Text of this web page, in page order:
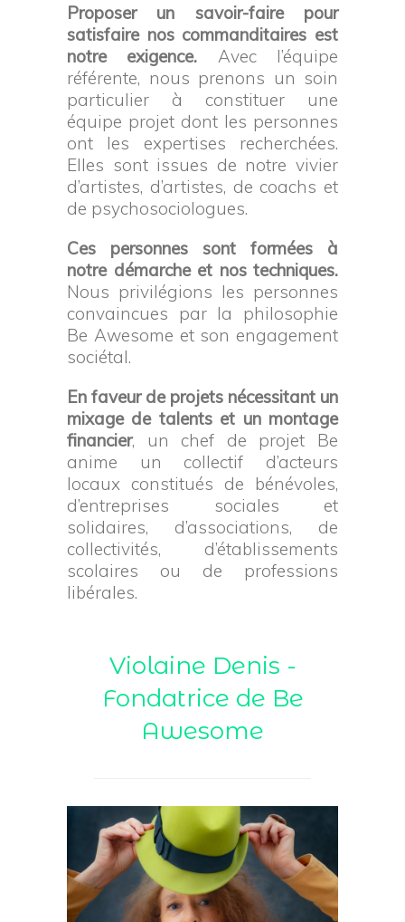
Proposer un savoir-faire pour
satisfaire nos commanditaires est
notre exigence. Avec l’équipe
référente, nous prenons un soin
particulier à constituer une
équipe projet dont les personnes
ont les expertises recherchées.
Elles sont issues de notre vivier
d’artistes, d’artistes, de coachs et
de psychosociologues.
Ces personnes sont formées à
notre démarche et nos techniques.
Nous privilégions les personnes
convaincues par la philosophie
Be Awesome et son engagement
sociétal.
En faveur de projets nécessitant un
mixage de talents et un montage
financier, un chef de projet Be
anime un collectif d’acteurs
locaux constitués de bénévoles,
d’entreprises sociales et
solidaires, d’associations, de
collectivités, d’établissements
scolaires ou de professions
libérales.
Violaine Denis -
Fondatrice de Be
Awesome